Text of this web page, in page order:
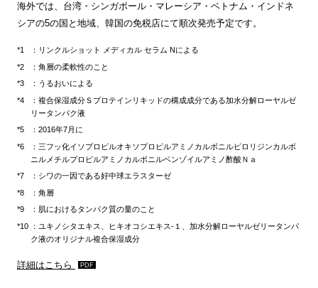
海外では、台湾・シンガポール・マレーシア・ベトナム・インドネ
シアの5の国と地域、韓国の免税店にて順次発売予定です。
：リンクルショット メディカル セラム Nによる
：角層の柔軟性のこと
：うるおいによる
：複合保湿成分Ｓプロテインリキッドの構成成分である加水分解ローヤルゼ
リータンパク液
：2016年7月に
：三フッ化イソプロピルオキソプロピルアミノカルボニルピロリジンカルボ
ニルメチルプロピルアミノカルボニルベンゾイルアミノ酢酸Ｎａ
：シワの一因である好中球エラスターゼ
：角層
：肌におけるタンパク質の量のこと
：ユキノシタエキス、ヒキオコシエキス-１、加水分解ローヤルゼリータンパ
ク液のオリジナル複合保湿成分
詳細はこちら